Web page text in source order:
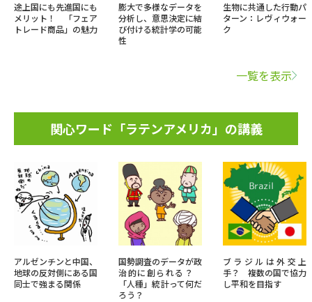
途上国にも先進国にも
メリット！ 「フェア
トレード商品」の魅力
膨大で多様なデータを
分析し、意思決定に結
び付ける統計学の可能
性
生物に共通した行動パ
ターン：レヴィウォー
ク
一覧を表示
関心ワード「ラテンアメリカ」の講義
アルゼンチンと中国、
地球の反対側にある国
同士で強まる関係
国勢調査のデータが政
治的に創られる？
「人種」統計って何だ
ろう？
ブラジルは外交上
手？ 複数の国で協力
し平和を目指す